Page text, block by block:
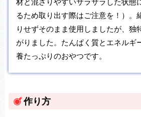
るため取り出す際はご注意を！）。
りせずそのまま使用しましたが、独
がりました。たんぱく質とエネルギ
養たっぷりのおやつです。
作り方